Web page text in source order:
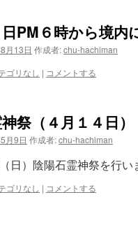
日PM６時から境
月13日 作成者:chu-hachiman
ゴリなし | コメントする
祭（４月１４日）
月9日 作成者:chu-hachiman
（日）陰陽石霊神祭を
ゴリなし | コメントする